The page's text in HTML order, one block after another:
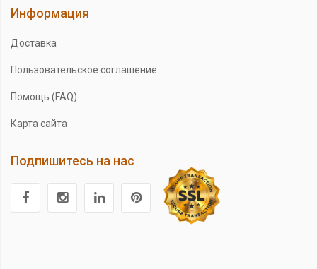
Информация
Доставка
Пользовательское соглашение
Помощь (FAQ)
Карта сайта
Подпишитесь на нас